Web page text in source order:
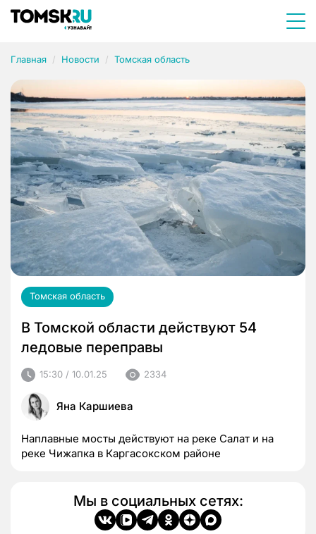
Главная Новости Томская область
Томская область
В Томской области действуют 54
ледовые переправы
15:30 / 10.01.25 2334
Яна Каршиева
Наплавные мосты действуют на реке Салат и на
реке Чижапка в Каргасокском районе
Мы в социальных сетях: